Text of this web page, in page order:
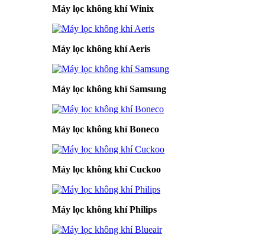
Máy lọc không khí Winix
Máy lọc không khí Aeris
Máy lọc không khí Samsung
Máy lọc không khí Boneco
Máy lọc không khí Cuckoo
Máy lọc không khí Philips